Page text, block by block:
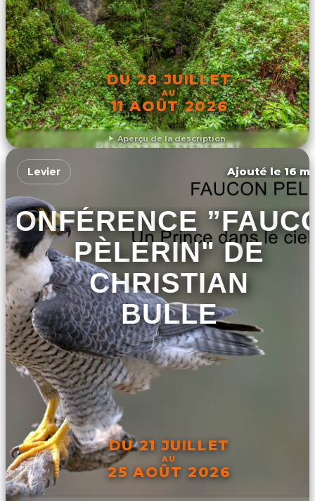
Aperçu de la description
DU 28 JUILLET
AU
11 AOÛT 2026
DÉCOUVRIR L'ÉVÉNEMENT
Levier Ajouté le 16
PÈLERIN" DE
CHRISTIAN
BULLE
DU 21 JUILLET
AU
25 AOÛT 2026